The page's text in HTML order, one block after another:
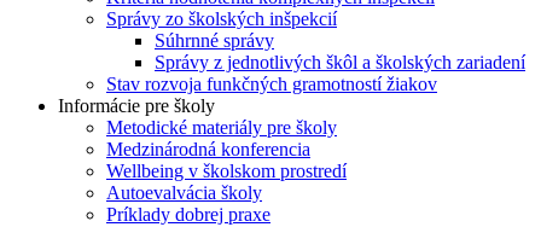
Správy zo školských inšpekcií
Súhrnné správy
Správy z jednotlivých škôl a školských zariadení
Stav rozvoja funkčných gramotností žiakov
Informácie pre školy
Metodické materiály pre školy
Medzinárodná konferencia
Wellbeing v školskom prostredí
Autoevalvácia školy
Príklady dobrej praxe